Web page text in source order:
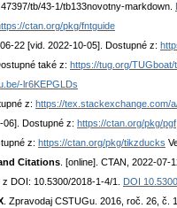
tb/43-1/tb133novotny-markdown.
ctan.org/pkg/fntguide
06-22 [vid. 2022-10-05]. Dostupné z:
také z: https://tug.org/
lr6KEPGLDs
z: https://tex.stackexchange.com/
06]. Dostupné z: https://ctan.org/pkg/pgf
z: https://ctan.org/pkg/tikzducks
Citations . [online]. CTAN, 2022-
DOI: 10.5300/2018-1-4/1.
DOI
. Zpravodaj CSTUGu. 2016, roč. 26, č.